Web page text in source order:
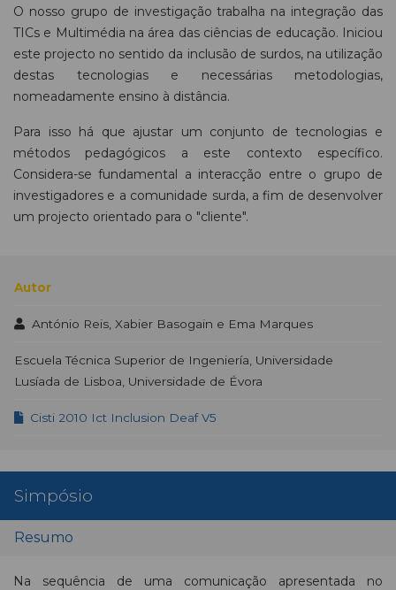
O nosso grupo de investigação trabalha na integração das
TICs e Multimédia na área das ciências de educação. Iniciou
este projecto no sentido da inclusão de surdos, na utilização
destas tecnologias e necessárias metodologias,
nomeadamente ensino à distância.
Para isso há que ajustar um conjunto de tecnologias e
métodos pedagógicos a este contexto específico.
Considera-se fundamental a interacção entre o grupo de
investigadores e a comunidade surda, a fim de desenvolver
um projecto orientado para o "cliente".
Autor
António Reis, Xabier Basogain e Ema Marques
Escuela Técnica Superior de Ingeniería, Universidade
Lusíada de Lisboa, Universidade de Évora
Cisti 2010 Ict Inclusion Deaf V5
Simpósio
Resumo
Na sequência de uma comunicação apresentada no